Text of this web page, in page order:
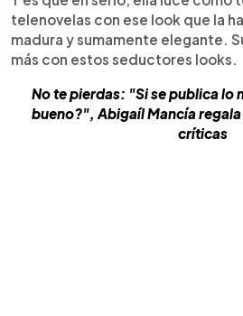
telenovelas con ese look que la
madura y sumamente elegante.
más con estos seductores looks.
No te pierdas: "Si se publica lo
bueno?", Abigaíl Mancía
críticas